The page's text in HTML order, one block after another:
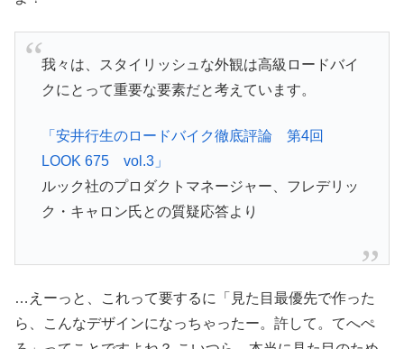
我々は、スタイリッシュな外観は高級ロードバイ
クにとって重要な要素だと考えています。
「安井行生のロードバイク徹底評論 第4回
LOOK 675 vol.3」
ルック社のプロダクトマネージャー、フレデリッ
ク・キャロン氏との質疑応答より
…えーっと、これって要するに「見た目最優先で作った
ら、こんなデザインになっちゃったー。許して。てへぺ